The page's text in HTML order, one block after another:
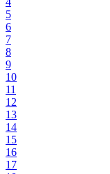
5
6
7
8
9
10
11
12
13
14
15
16
17